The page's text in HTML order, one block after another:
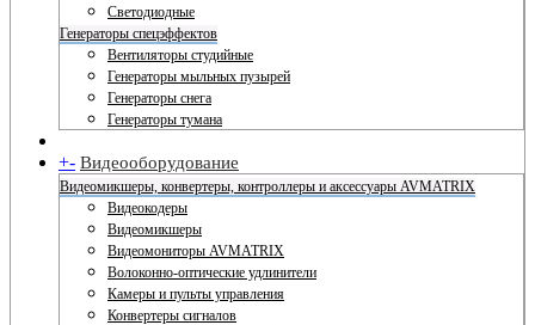
Светодиодные
Генераторы спецэффектов
Вентиляторы студийные
Генераторы мыльных пузырей
Генераторы снега
Генераторы тумана
+- Видеооборудование
Видеомикшеры, конвертеры, контроллеры и аксессуары AVMATRIX
Видеокодеры
Видеомикшеры
Видеомониторы AVMATRIX
Волоконно-оптические удлинители
Камеры и пульты управления
Конвертеры сигналов